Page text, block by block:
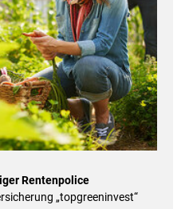
Rentenpolice
„topgreeninvest“